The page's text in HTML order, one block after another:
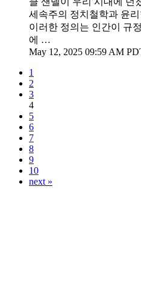
세속주의 정치철학과 윤
이러한 정의는 인간이 규
에 …
May 12, 2025 09:59 AM
1
2
3
4
5
6
7
8
9
10
next »